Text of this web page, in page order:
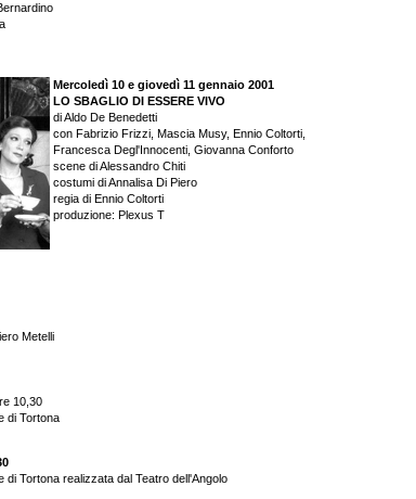
Mercoledì 10 e giovedì 11 gennaio 2001
LO SBAGLIO DI ESSERE VIVO
di Aldo De Benedetti
con Fabrizio Frizzi, Mascia Musy, Ennio Coltorti,
Francesca Degl'Innocenti, Giovanna Conforto
scene di Alessandro Chiti
costumi di Annalisa Di Piero
regia di Ennio Coltorti
produzione: Plexus T
Metelli
10,30
di Tortona
Tortona realizzata dal Teatro dell'Angolo